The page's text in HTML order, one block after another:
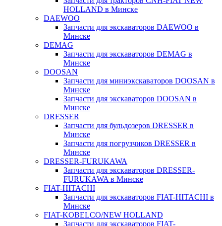
HOLLAND в Минске
DAEWOO
Запчасти для экскаваторов DAEWOO в
Минске
DEMAG
Запчасти для экскаваторов DEMAG в
Минске
DOOSAN
Запчасти для миниэкскаваторов DOOSAN в
Минске
Запчасти для экскаваторов DOOSAN в
Минске
DRESSER
Запчасти для бульдозеров DRESSER в
Минске
Запчасти для погрузчиков DRESSER в
Минске
DRESSER-FURUKAWA
Запчасти для экскаваторов DRESSER-
FURUKAWA в Минске
FIAT-HITACHI
Запчасти для экскаваторов FIAT-HITACHI в
Минске
FIAT-KOBELCO/NEW HOLLAND
Запчасти для экскаваторов FIAT-